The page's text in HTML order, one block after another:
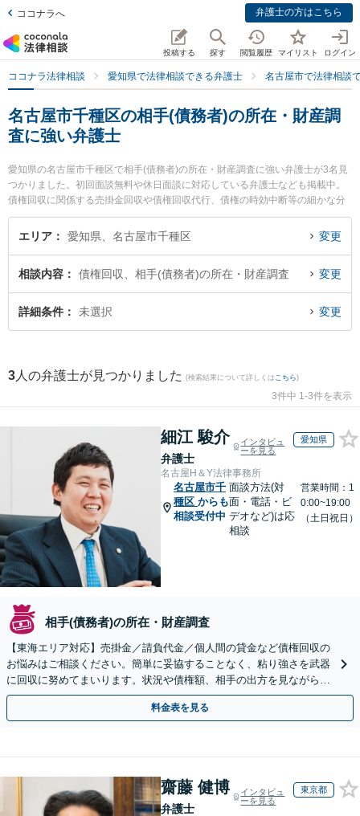
ココナラへ 弁護士の方はこちら
投稿する 探す 閲覧履歴 マイリスト ログイン
ココナラ法律相談 愛知県で法律相談できる弁護士 名古屋市で法律相談
名古屋市千種区の相手(債務者)の所在・財産調
査に強い弁護士
愛知県の名古屋市千種区で相手(債務者)の所在・財産調査に強い弁護士が3名見
つかりました。初回面談無料や休日面談に対応している弁護士なども掲載中。
債権回収に関係する売掛金回収や債権回収代行、債権の時効中断等の細かな分
野での絞り込み検索もでき便利です。特によつば法律事務所の鈴木 隆史弁護士
や弁護士法人名古屋北法律事務所 ちくさ事務所の村上 光平弁護士、星ヶ丘法律
産調査のトラブルを今すぐに弁護士に相談したい』『相手(債務者)の所在・財産
調査のトラブル解決の実績豊富な近くの弁護士を検索したい』『初回相談無料
で相手(債務者)の所在・財産調査を法律相談できる名古屋市千種区内の弁護士に
エリア 愛知県、名古屋市千種区 変更
相談内容 債権回収、相手(債務者)の所在・財産調査 変更
詳細条件 未選択 変更
3 人の弁護士が見つかりました (検索結果について詳しくは こちら)
3件中 1-3件を表示
細江 駿介
弁護士
インタビュ
ーを見る
愛知県
名古屋H＆Y法律事務所
名古屋市千
種区 からも
相談受付中
面談方法(対
面・電話・ビ
デオなど)は応
相談
営業時間：1
0:00~19:00
（土日祝日）
相手(債務者)の所在・財産調査
【東海エリア対応】売掛金／請負代金／個人間の貸金など債権回収の
お悩みはご相談ください。簡単に妥協することなく、粘り強さを武器
に回収に努めてまいります。状況や債権額、相手の出方を見ながら、
効果的な方法を臨機応変に対応いたします【土日祝対応可】
料金表を見る
齋藤 健博
弁護士
インタビュ
ーを見る
東京都